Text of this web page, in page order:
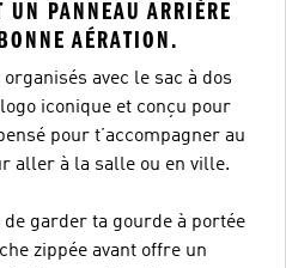
UN PANNEAU ARRIÈRE
AÉRATION.
avec le sac à dos
iconique et conçu pour
pour t’accompagner au
aller à la salle ou en ville.
garder ta gourde à portée
zippée avant offre un